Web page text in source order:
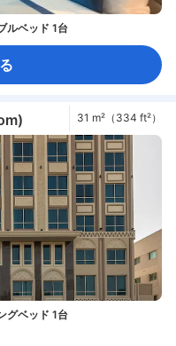
ルベッド 1台
31 m²（334 ft²）
グベッド 1台